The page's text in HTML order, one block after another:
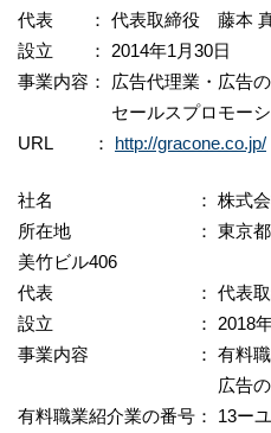
代表 ： 代表取締役 藤本
設立 ： 2014年1月30日
事業内容： 広告代理業・広告
セールスプロモーシ
URL ： http://gracone.co.jp/
社名 ： 株式会社
所在地 ： 東京都渋谷
美竹ビル406
代表 ： 代表取締
設立 ： 2018年1
事業内容 ： 有料職業紹
広告の企画及び
有料職業紹介業の番号： 13ー